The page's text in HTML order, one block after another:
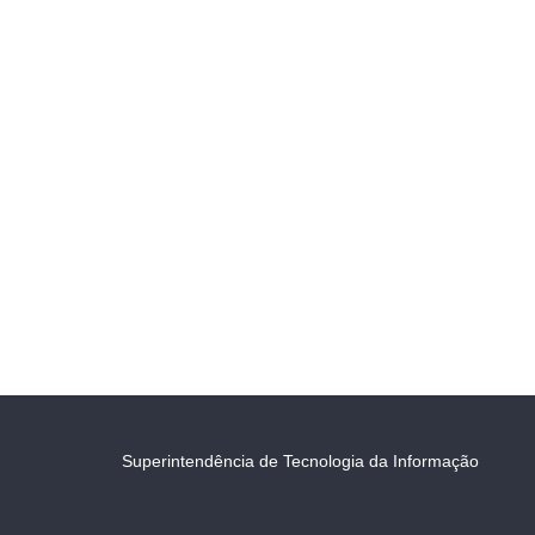
Superintendência de Tecnologia da Informação